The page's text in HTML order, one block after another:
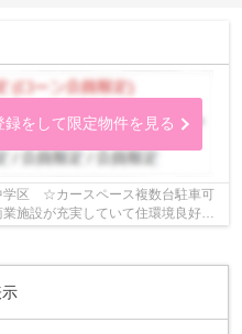
録をして限定物件を見る
学区 ☆カースペース複数台駐車可
施設が充実していて住環境良好
示